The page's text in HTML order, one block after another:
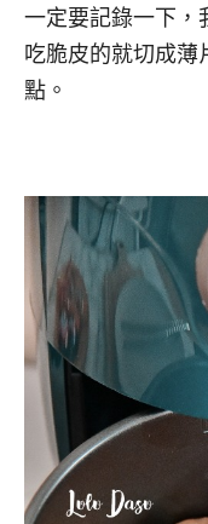
一定要記錄一下，
吃脆皮的就切成薄
點。